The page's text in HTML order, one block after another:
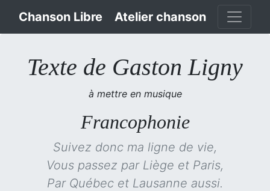
Chanson Libre Atelier chanson
Texte de Gaston Ligny
à mettre en musique
Francophonie
Suivez donc ma ligne de vie,
Vous passez par Liège et Paris,
Par Québec et Lausanne aussi.